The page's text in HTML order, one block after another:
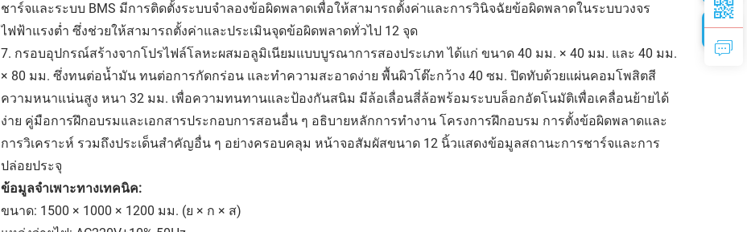
ชาร์จและระบบ BMS มีการติดตั้งระบบจำลองข้อผิดพลาดเพื่อให้สามารถตั้งค่าและการวินิจฉัยข้อผิดพลาดในระบบวงจร
ไฟฟ้าแรงต่ำ ซึ่งช่วยให้สามารถตั้งค่าและประเมินจุดข้อผิดพลาดทั่วไป 12 จุด
7. กรอบอุปกรณ์สร้างจากโปรไฟล์โลหะผสมอลูมิเนียมแบบบูรณาการสองประเภท ได้แก่ ขนาด 40 มม. × 40 มม. และ 40 มม.
× 80 มม. ซึ่งทนต่อน้ำมัน ทนต่อการกัดกร่อน และทำความสะอาดง่าย พื้นผิวโต๊ะกว้าง 40 ซม. ปิดทับด้วยแผ่นคอมโพสิตสี
ความหนาแน่นสูง หนา 32 มม. เพื่อความทนทานและป้องกันสนิม มีล้อเลื่อนสี่ล้อพร้อมระบบล็อกอัตโนมัติเพื่อเคลื่อนย้ายได้
ง่าย คู่มือการฝึกอบรมและเอกสารประกอบการสอนอื่น ๆ อธิบายหลักการทำงาน โครงการฝึกอบรม การตั้งข้อผิดพลาดและ
การวิเคราะห์ รวมถึงประเด็นสำคัญอื่น ๆ อย่างครอบคลุม หน้าจอสัมผัสขนาด 12 นิ้วแสดงข้อมูลสถานะการชาร์จและการ
ปล่อยประจุ
ข้อมูลจำเพาะทางเทคนิค:
ขนาด: 1500 × 1000 × 1200 มม. (ย × ก × ส)